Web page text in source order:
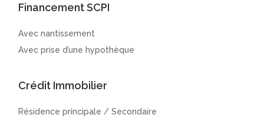
Financement SCPI
Avec nantissement
Avec prise d’une hypothèque
Crédit Immobilier
Résidence principale / Secondaire